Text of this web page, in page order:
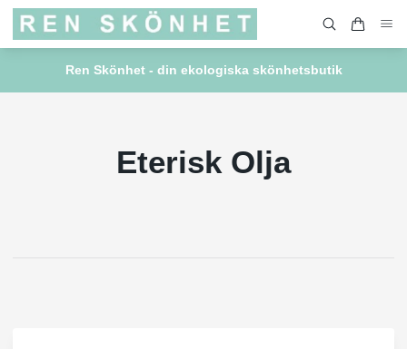
Ren Skönhet - din ekologiska skönhetsbutik
Eterisk Olja